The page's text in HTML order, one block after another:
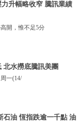
力升幅略收窄 騰訊業績
開，惟不足5分
北水撈底騰訊美團
一(14/
石油 恆指跌逾一千點 油